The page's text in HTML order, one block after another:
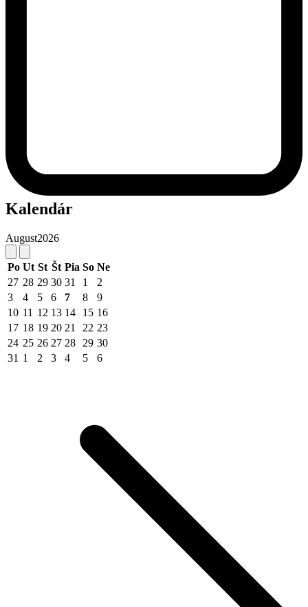
Kalendár
August2026
Po Ut St Št Pia So Ne
27 28 29 30 31 1
2
3
4 5 6 7 8
9
10 11 12 13 14 15 16
17 18 19 20 21 22 23
24 25 26 27 28 29 30
31 1 2 3 4 5 6